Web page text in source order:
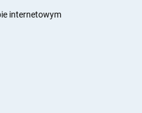
internetowym